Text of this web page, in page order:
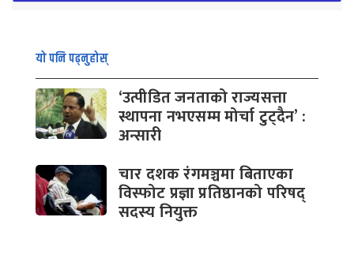
यो पनि पढ्नुहोस्
‘उत्पीडित जनताको राज्यसत्ता
स्थापना नभएसम्म मोर्चा टुट्दैन’ :
अन्सारी
चार दशक रंगमञ्चमा बिताएका
विस्फोट प्रज्ञा प्रतिष्ठानको परिषद्
सदस्य नियुक्त